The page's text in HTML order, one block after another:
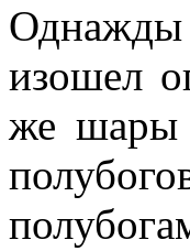
изошел
же шары